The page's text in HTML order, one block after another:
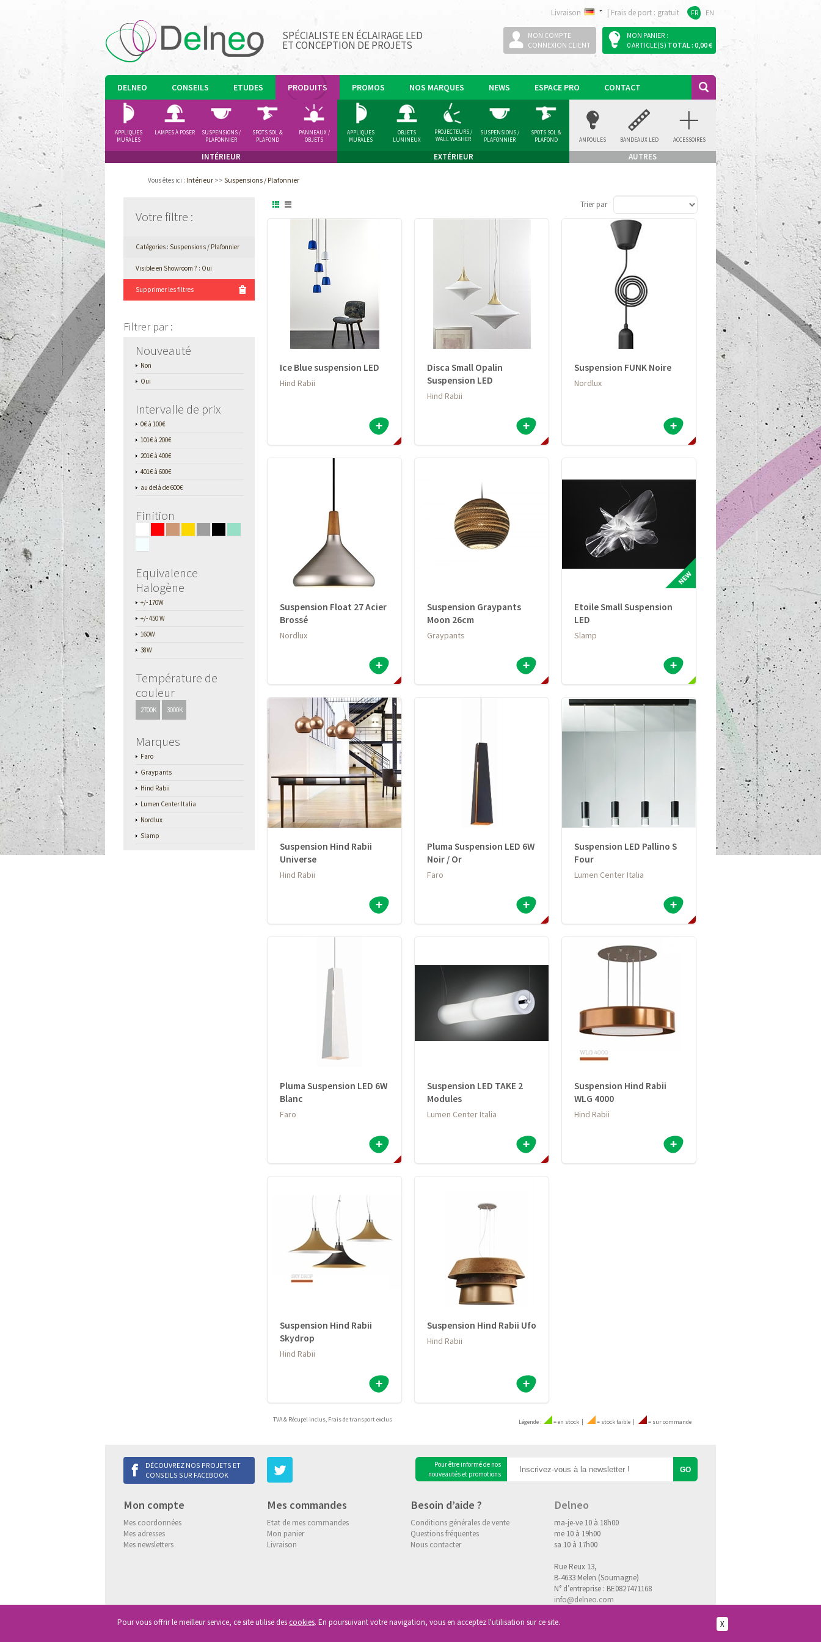
Livraison | Frais de port : gratuit FR EN
SPÉCIALISTE EN ÉCLAIRAGE LED
ET CONCEPTION DE PROJETS
MON COMPTE
CONNEXION CLIENT
MON PANIER :
0 ARTICLE(S) TOTAL : 0,00 €
DELNEO CONSEILS ETUDES PRODUITS PROMOS NOS MARQUES NEWS ESPACE PRO CONTACT
INTÉRIEUR
APPLIQUES
MURALES
LAMPES À POSER
SUSPENSIONS /
PLAFONNIER
SPOTS SOL &
PLAFOND
PANNEAUX /
OBJETS
EXTÉRIEUR
APPLIQUES
MURALES
OBJETS
LUMINEUX
PROJECTEURS /
WALL WASHER
SUSPENSIONS /
PLAFONNIER
SPOTS SOL &
PLAFOND
AUTRES
AMPOULES BANDEAUX LED ACCESSOIRES
Vous êtes ici : Intérieur >> Suspensions / Plafonnier
Votre filtre :
Catégories : Suspensions / Plafonnier
Visible en Showroom ? : Oui
Supprimer les filtres
Filtrer par:
Nouveauté
Non
Oui
Intervalle de prix
0€ à 100€
101€ à 200€
201€ à 400€
401€ à 600€
au delà de 600€
Finition
■ ■ ■ ■ ■ ■
Equivalence
Halogène
+/- 170W
+/- 450 W
160W
38W
Température de
couleur
2700K 3000K
Marques
Faro
Graypants
Hind Rabii
Lumen Center Italia
Nordlux
Slamp
Trier par
Ice Blue suspension LED
Hind Rabii
Disca Small Opalin
Suspension LED
Hind Rabii
Suspension FUNK Noire
Nordlux
Suspension Float 27 Acier
Brossé
Nordlux
Suspension Graypants
Moon 26cm
Graypants
Etoile Small Suspension
LED
Slamp
Suspension Hind Rabii
Universe
Hind Rabii
Pluma Suspension LED 6W
Noir / Or
Faro
Suspension LED Pallino S
Four
Lumen Center Italia
Pluma Suspension LED 6W
Blanc
Faro
Suspension LED TAKE 2
Modules
Lumen Center Italia
Suspension Hind Rabii
WLG 4000
Hind Rabii
Suspension Hind Rabii
Skydrop
Hind Rabii
Suspension Hind Rabii Ufo
Hind Rabii
TVA & Récupel inclus, Frais de transport exclus Légende : =en stock | = stock faible | = sur commande
DÉCOUVREZ NOS PROJETS ET
CONSEILS SUR FACEBOOK
Pour être informé de nos
nouveautés et promotions
Mon compte
Mes coordonnées
Mes adresses
Mes newsletters
Mes commandes
Etat de mes commandes
Mon panier
Livraison
Besoin d’aide ?
Conditions générales de vente
Questions fréquentes
Nous contacter
Delneo
ma-je-ve 10 à 18h00
me 10 à 19h00
sa 10 à 17h00
Rue Reux 13,
B-4633 Melen (Soumagne)
N° d’entreprise : BE0827471168
info@delneo.com
Copyright© 2013-2026 Delneo.Tous droits reservés |Vie Privée|Cookies
Pour vous offrir le meilleur service, ce site utilise des cookies. En poursuivant votre navigation, vous en acceptez l'utilisation sur ce site. X